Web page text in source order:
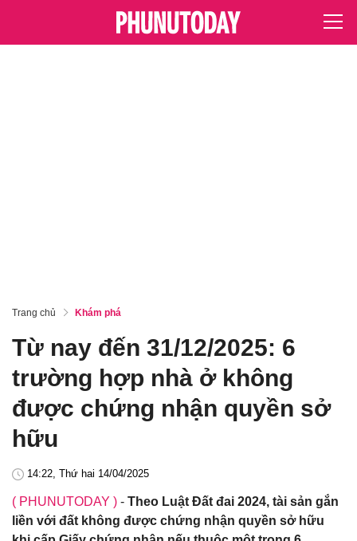
Trang chủ Khám phá
Từ nay đến 31/12/2025: 6
trường hợp nhà ở không
được chứng nhận quyền sở
hữu
14:22, Thứ hai 14/04/2025
( PHUNUTODAY ) - Theo Luật Đất đai 2024, tài sản gắn
liền với đất không được chứng nhận quyền sở hữu